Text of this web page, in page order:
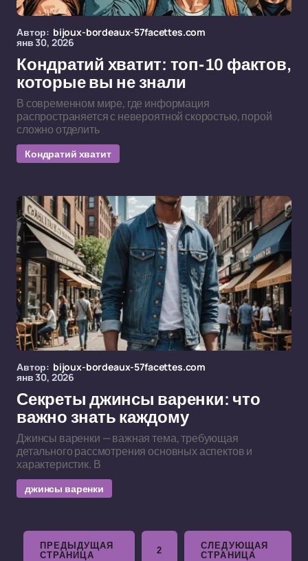
Автор: bijoux-bordeaux-57facettes.com
янв 30, 2026
Кондратий хватит: топ-10 фактов,
которые вы не знали
В современном мире, где информация
распространяется с невероятной скоростью, порой
сложно отделить
Кондратий хватит
Автор: bijoux-bordeaux-57facettes.com
янв 30, 2026
Секреты джинсы варенки: что
важно знать каждому
Джинсы варенки — важная тема, требующая
детального рассмотрения основных аспектов и
характеристик. В
джинсы варенки
ПРЕДЫДУЩАЯ
СТРАНИЦА
2
СЛЕДУЮЩАЯ
СТРАНИЦА